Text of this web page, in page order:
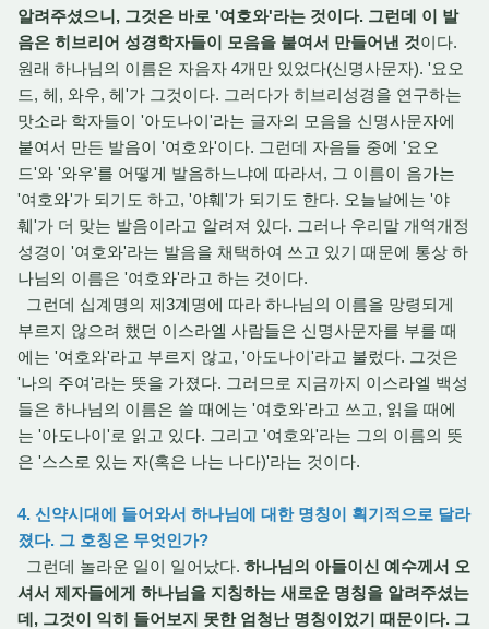
알려주셨으니, 그것은 바로 '여호와'라는 것이다. 그런데 이 발
음은 히브리어 성경학자들이 모음을 붙여서 만들어낸 것이다.
원래 하나님의 이름은 자음자 4개만 있었다(신명사문자). '요오
드, 헤, 와우, 헤'가 그것이다. 그러다가 히브리성경을 연구하는
맛소라 학자들이 '아도나이'라는 글자의 모음을 신명사문자에
붙여서 만든 발음이 '여호와'이다. 그런데 자음들 중에 '요오
드'와 '와우'를 어떻게 발음하느냐에 따라서, 그 이름이 음가는
'여호와'가 되기도 하고, '야훼'가 되기도 한다. 오늘날에는 '야
훼'가 더 맞는 발음이라고 알려져 있다. 그러나 우리말 개역개정
성경이 '여호와'라는 발음을 채택하여 쓰고 있기 때문에 통상 하
나님의 이름은 '여호와'라고 하는 것이다.
그런데 십계명의 제3계명에 따라 하나님의 이름을 망령되게
부르지 않으려 했던 이스라엘 사람들은 신명사문자를 부를 때
에는 '여호와'라고 부르지 않고, '아도나이'라고 불렀다. 그것은
'나의 주여'라는 뜻을 가졌다. 그러므로 지금까지 이스라엘 백성
들은 하나님의 이름은 쓸 때에는 '여호와'라고 쓰고, 읽을 때에
는 '아도나이'로 읽고 있다. 그리고 '여호와'라는 그의 이름의 뜻
은 '스스로 있는 자(혹은 나는 나다)'라는 것이다.
4. 신약시대에 들어와서 하나님에 대한 명칭이 획기적으로 달라
졌다. 그 호칭은 무엇인가?
그런데 놀라운 일이 일어났다. 하나님의 아들이신 예수께서 오
셔서 제자들에게 하나님을 지칭하는 새로운 명칭을 알려주셨는
데, 그것이 익히 들어보지 못한 엄청난 명칭이었기 때문이다. 그